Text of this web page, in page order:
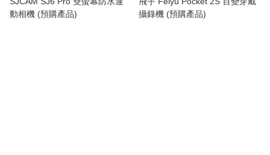
動相機 (預購產品)
攝錄機 (預購產品)